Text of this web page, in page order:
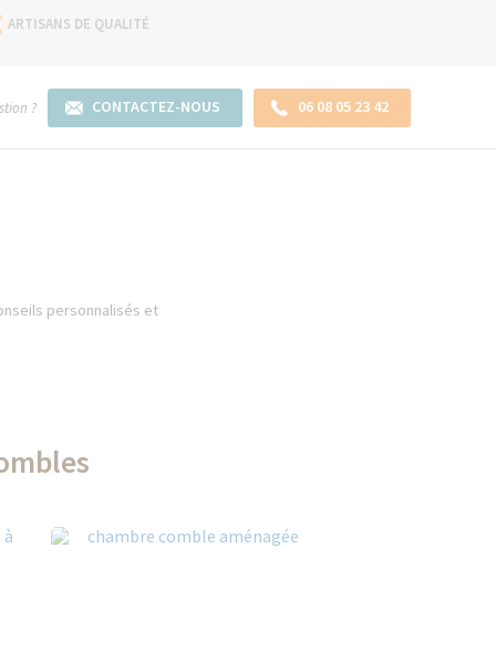
ARTISANS DE QUALITÉ
? CONTACTEZ-NOUS 06 08 05 23 42
personnalisés et